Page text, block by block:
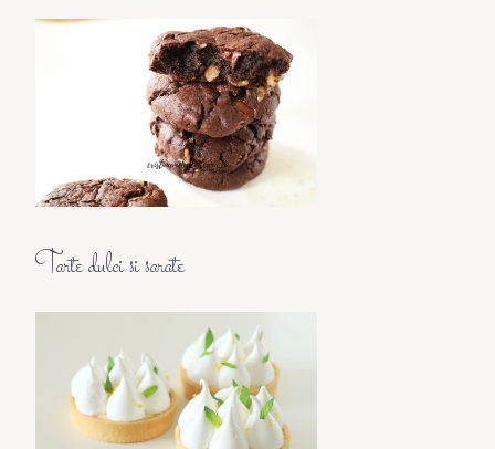
Tarte dulci si sarate